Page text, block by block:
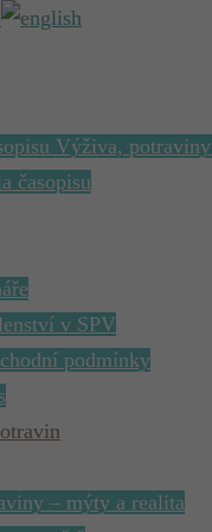
Výživa,
časopisu
v SPV
podmínky
– mýty a realita